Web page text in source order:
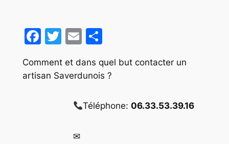
Facebook
Twitter
EmailPartager
Comment et dans quel but contacter un
artisan Saverdunois ?
Téléphone:06.33.53.39.16
✉